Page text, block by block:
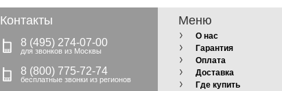
Контакты
8 (495) 274-07-00
8 (800) 775-72-74
Меню
О нас
Гарантия
Оплата
Доставка
Где купить